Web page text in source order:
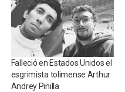
Falleció en Estados Unidos el
esgrimista tolimense Arthur
Andrey Pinilla